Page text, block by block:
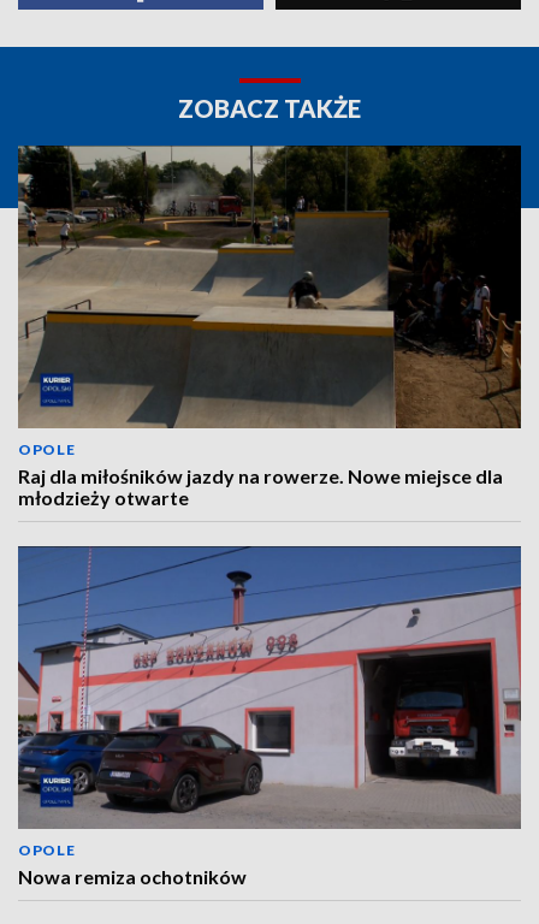
ZOBACZ TAKŻE
OPOLE
Raj dla miłośników jazdy na rowerze. Nowe miejsce dla
młodzieży otwarte
OPOLE
Nowa remiza ochotników